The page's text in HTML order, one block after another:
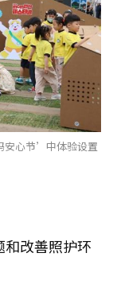
安心节’中体验设置
改善照护环